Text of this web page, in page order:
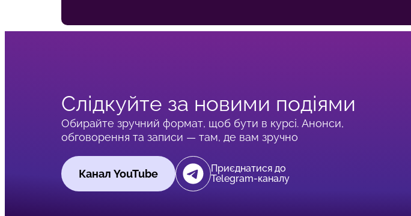
Слідкуйте за новими подіями
Обирайте зручний формат, щоб бути в курсі. Анонси,
обговорення та записи — там, де вам зручно
Канал YouTube
Приєднатися до
Telegram-каналу